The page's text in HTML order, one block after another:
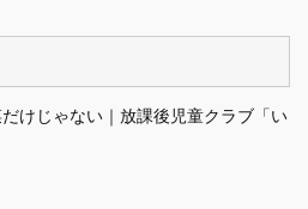
けじゃない｜放課後児童クラブ「い